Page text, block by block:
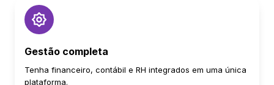
Gestão completa
Tenha financeiro, contábil e RH integrados em uma única
plataforma.